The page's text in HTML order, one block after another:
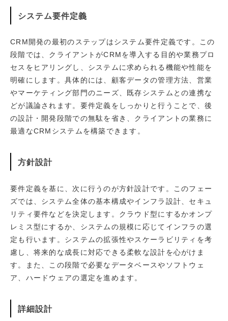
システム要件定義
CRM開発の最初のステップはシステム要件定義です。この
段階では、クライアントがCRMを導入する目的や業務プロ
セスをヒアリングし、システムに求められる機能や性能を
明確にします。具体的には、顧客データの管理方法、営業
やマーケティング部門のニーズ、既存システムとの連携な
どが議論されます。要件定義をしっかりと行うことで、後
の設計・開発段階での無駄を省き、クライアントの業務に
最適なCRMシステムを構築できます。
方針設計
要件定義を基に、次に行うのが方針設計です。このフェー
ズでは、システム全体の基本構成やインフラ設計、セキュ
リティ要件などを決定します。クラウド型にするかオンプ
レミス型にするか、システムの規模に応じてインフラの選
定も行います。システムの拡張性やスケーラビリティを考
慮し、将来的な成長に対応できる柔軟な設計を心がけま
す。また、この段階で必要なデータベースやソフトウェ
ア、ハードウェアの選定を進めます。
詳細設計